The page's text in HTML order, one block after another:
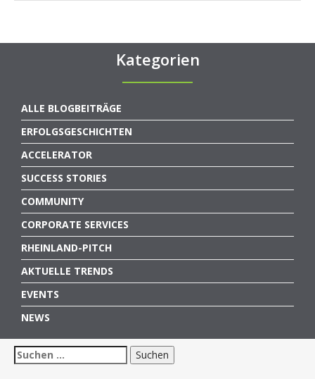
Kategorien
ALLE BLOGBEITRÄGE
ERFOLGSGESCHICHTEN
ACCELERATOR
SUCCESS STORIES
COMMUNITY
CORPORATE SERVICES
RHEINLAND-PITCH
AKTUELLE TRENDS
EVENTS
NEWS
Suchen
nach: